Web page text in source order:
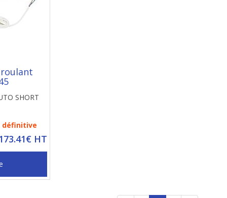
SHORT
définitive
HT